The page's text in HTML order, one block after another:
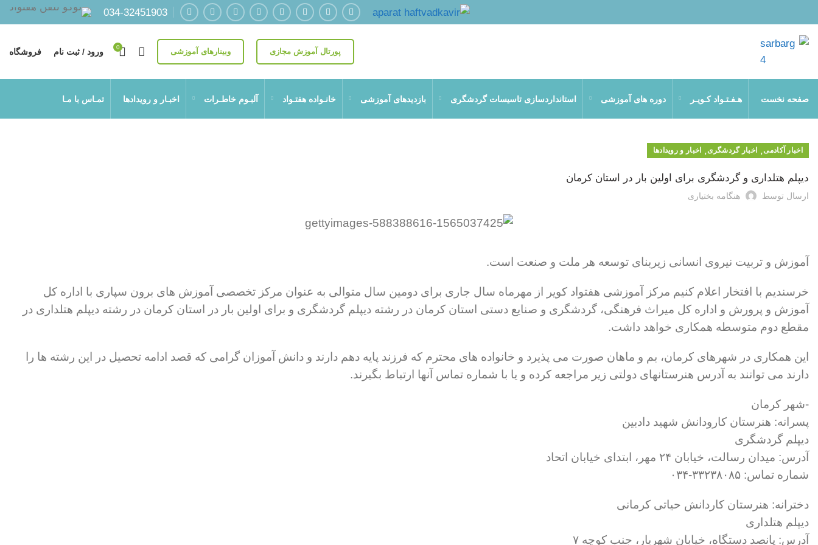
034-32451903
پورتال آموزش مجازی وبینارهای آموزشی 0 ورود / ثبت نام فروشگاه
صفحه نخست هـفـتـواد کـویـر دوره های آموزشی استانداردسازی تاسیسات گردشگری بازدیدهای آموزشی خانـواده هفتـواد آلبـوم خاطـرات اخبـار و رویداد‌ها تمـاس با مـا
اخبار آکادمی, اخبار گردشگری, اخبار و رویدادها
دیپلم هتلداری و گردشگری برای اولین بار در استان کرمان
ارسال توسط هنگامه بختیاری
آموزش و تربیت نیروی انسانی زیربنای توسعه هر ملت و صنعت است.
خرسندیم با افتخار اعلام‌ کنیم مرکز آموزشی هفتواد کویر از مهرماه سال جاری برای دومین سال متوالی به عنوان مرکز تخصصی آموزش های برون سپاری با اداره کل
آموزش و پرورش و اداره کل میراث فرهنگی، گردشگری و صنایع دستی استان کرمان در رشته دیپلم گردشگری و برای اولین بار در استان کرمان در رشته دیپلم هتلداری در
مقطع دوم متوسطه همکاری خواهد داشت.
این همکاری در شهرهای کرمان، بم و ماهان صورت می پذیرد و خانواده های محترم که فرزند پایه دهم دارند و دانش آموزان گرامی که قصد ادامه تحصیل در این رشته ها را
دارند می توانند به آدرس هنرستانهای دولتی زیر مراجعه کرده و یا با شماره تماس آنها ارتباط بگیرند.
-شهر کرمان
پسرانه: هنرستان کارودانش شهید دادبین
دیپلم گردشگری
آدرس: میدان رسالت، خیابان ۲۴ مهر، ابتدای خیابان اتحاد
شماره تماس: ۳۳۲۳۸۰۸۵-۰۳۴
دخترانه: هنرستان کاردانش حیاتی کرمانی
دیپلم هتلداری
آدرس: پانصد دستگاه، خیابان شهریار، جنب کوچه ۷